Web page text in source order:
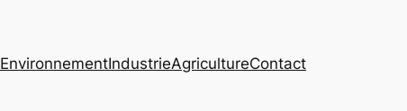
EnvironnementIndustrieAgricultureContact